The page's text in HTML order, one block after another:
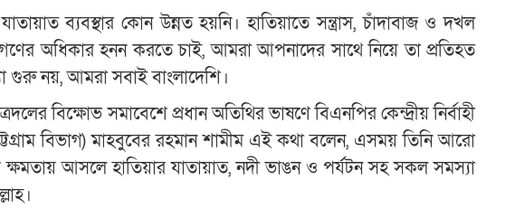
ব্যবস্থার কোন উন্নত হয়নি। হাতিয়াতে সন্ত্রাস, চাঁদাবাজ ও দখল
অধিকার হনন করতে চাই, আমরা আপনাদের সাথে নিয়ে তা প্রতিহত
গুরু নয়, আমরা সবাই বাংলাদেশি।
বিক্ষোভ সমাবেশে প্রধান অতিথির ভাষণে বিএনপির কেন্দ্রীয় নির্বাহী
বিভাগ) মাহবুবের রহমান শামীম এই কথা বলেন, এসময় তিনি আরো
ক্ষমতায় আসলে হাতিয়ার যাতায়াত, নদী ভাঙন ও পর্যটন সহ সকল সমস্যা